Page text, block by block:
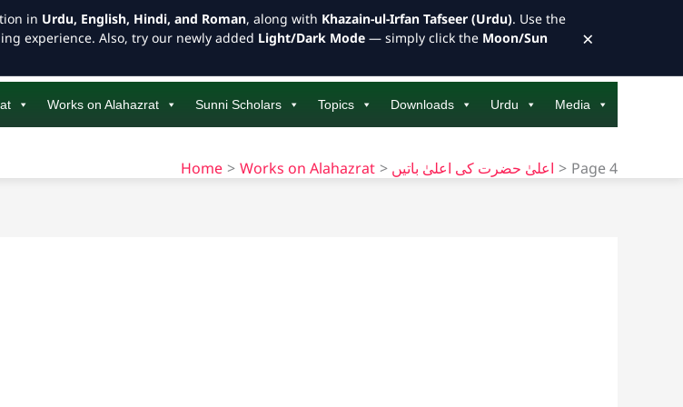
Works on Alahazrat Sunni Scholars Topics Downloads Urdu Media
Home Works on Alahazrat اعلیٰ حضرت کی اعلیٰ باتیں Page 4
in Urdu, English, Hindi, and Roman, along with Khazain-ul-Irfan Tafseer (Urdu). Use the
experience. Also, try our newly added Light/Dark Mode — simply click the Moon/Sun
×